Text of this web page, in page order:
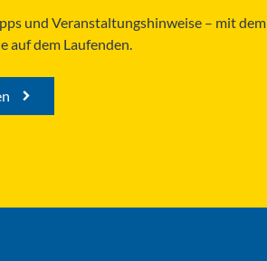
und Veranstaltungshinweise – mit dem
auf dem Laufenden.